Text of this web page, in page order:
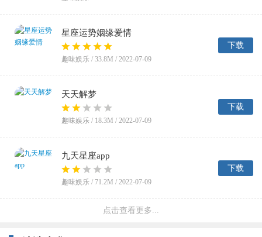
星座运势姻缘爱情
趣味娱乐 / 33.8M / 2022-07-09
下载
天天解梦
趣味娱乐 / 18.3M / 2022-07-09
下载
九天星座app
趣味娱乐 / 71.2M / 2022-07-09
下载
点击查看更多...